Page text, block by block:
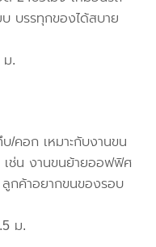
บรรทุกของได้สบาย
.
/คอก เหมาะกับงานขน
เช่น งานขนย้ายออฟฟิศ
กค้าอยากขนของรอบ
ม.